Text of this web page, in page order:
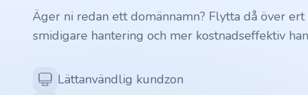
.ai
.space
Äger ni redan ett domännamn? Flytta då över
smidigare hantering och mer kostnadseffektiv
Lättanvändlig kundzon